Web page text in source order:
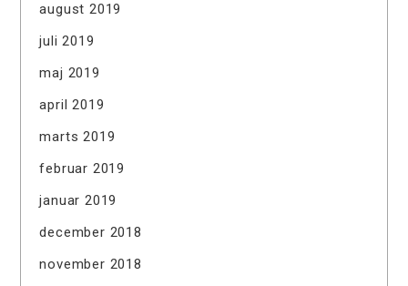
august 2019
juli 2019
maj 2019
april 2019
marts 2019
februar 2019
januar 2019
december 2018
november 2018